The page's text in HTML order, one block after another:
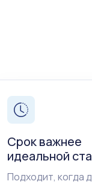
Срок важнее
идеальной
Подходит, когда